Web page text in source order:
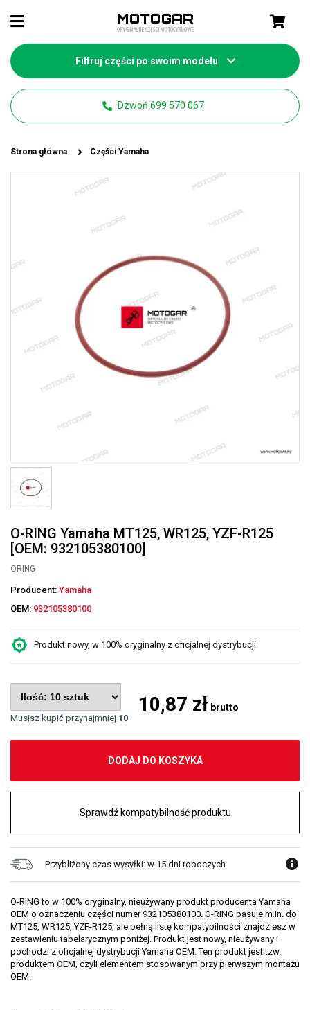
Filtruj części po swoim modelu
Dzwoń 699 570 067
Strona główna Części Yamaha
O-RING Yamaha MT125, WR125, YZF-R125
[OEM: 932105380100]
ORING
Producent: Yamaha
OEM: 932105380100
Produkt nowy, w 100% oryginalny z oficjalnej dystrybucji
Musisz kupić przynajmniej 10
10,87 zł brutto
DODAJ DO KOSZYKA
Sprawdź kompatybilność produktu
Przybliżony czas wysyłki: w 15 dni roboczych
O-RING to w 100% oryginalny, nieużywany produkt producenta Yamaha
OEM o oznaczeniu części numer 932105380100. O-RING pasuje m.in. do
MT125, WR125, YZF-R125, ale pełną listę kompatybilności znajdziesz w
zestawieniu tabelarycznym poniżej. Produkt jest nowy, nieużywany i
pochodzi z oficjalnej dystrybucji Yamaha OEM. Ten produkt jest tzw.
produktem OEM, czyli elementem stosowanym przy pierwszym montażu
OEM.